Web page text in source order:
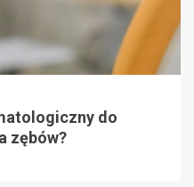
do
zębów?